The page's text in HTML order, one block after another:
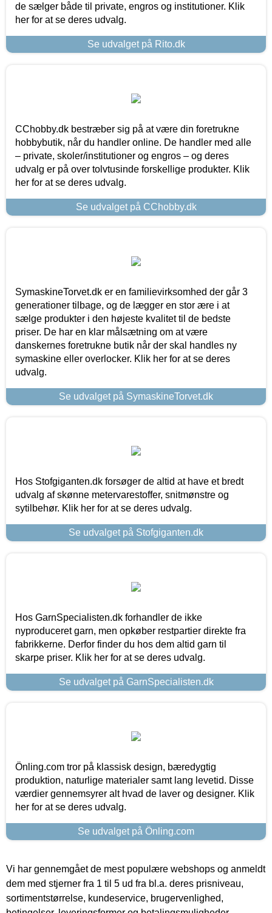
de sælger både til private, engros og institutioner. Klik
her for at se deres udvalg.
Se udvalget på Rito.dk
CChobby.dk bestræber sig på at være din foretrukne
hobbybutik, når du handler online. De handler med alle
– private, skoler/institutioner og engros – og deres
udvalg er på over tolvtusinde forskellige produkter. Klik
her for at se deres udvalg.
Se udvalget på CChobby.dk
SymaskineTorvet.dk er en familievirksomhed der går 3
generationer tilbage, og de lægger en stor ære i at
sælge produkter i den højeste kvalitet til de bedste
priser. De har en klar målsætning om at være
danskernes foretrukne butik når der skal handles ny
symaskine eller overlocker. Klik her for at se deres
udvalg.
Se udvalget på SymaskineTorvet.dk
Hos Stofgiganten.dk forsøger de altid at have et bredt
udvalg af skønne metervarestoffer, snitmønstre og
sytilbehør. Klik her for at se deres udvalg.
Se udvalget på Stofgiganten.dk
Hos GarnSpecialisten.dk forhandler de ikke
nyproduceret garn, men opkøber restpartier direkte fra
fabrikkerne. Derfor finder du hos dem altid garn til
skarpe priser. Klik her for at se deres udvalg.
Se udvalget på GarnSpecialisten.dk
Önling.com tror på klassisk design, bæredygtig
produktion, naturlige materialer samt lang levetid. Disse
værdier gennemsyrer alt hvad de laver og designer. Klik
her for at se deres udvalg.
Se udvalget på Önling.com
Vi har gennemgået de mest populære webshops og anmeldt
dem med stjerner fra 1 til 5 ud fra bl.a. deres prisniveau,
sortimentstørrelse, kundeservice, brugervenlighed,